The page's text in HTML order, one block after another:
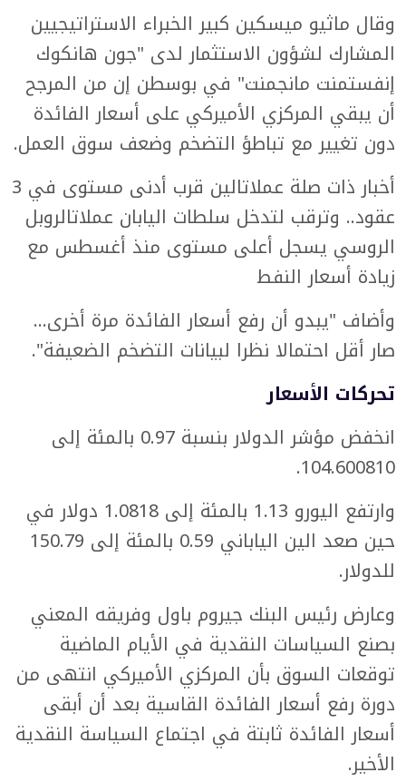
وقال ماثيو ميسكين كبير الخبراء الاستراتيجيين
المشارك لشؤون الاستثمار لدى "جون هانكوك
إنفستمنت مانجمنت" في بوسطن إن من المرجح
أن يبقي المركزي الأميركي على أسعار الفائدة
دون تغيير مع تباطؤ التضخم وضعف سوق العمل.
أخبار ذات صلة عملاتالين قرب أدنى مستوى في 3
عقود.. وترقب لتدخل سلطات اليابان عملاتالروبل
الروسي يسجل أعلى مستوى منذ أغسطس مع
زيادة أسعار النفط
وأضاف "يبدو أن رفع أسعار الفائدة مرة أخرى...
صار أقل احتمالا نظرا لبيانات التضخم الضعيفة".
تحركات الأسعار
انخفض مؤشر الدولار بنسبة 0.97 بالمئة إلى
104.600810.
وارتفع اليورو 1.13 بالمئة إلى 1.0818 دولار في
حين صعد الين الياباني 0.59 بالمئة إلى 150.79
للدولار.
وعارض رئيس البنك جيروم باول وفريقه المعني
بصنع السياسات النقدية في الأيام الماضية
توقعات السوق بأن المركزي الأميركي انتهى من
دورة رفع أسعار الفائدة القاسية بعد أن أبقى
أسعار الفائدة ثابتة في اجتماع السياسة النقدية
الأخير.